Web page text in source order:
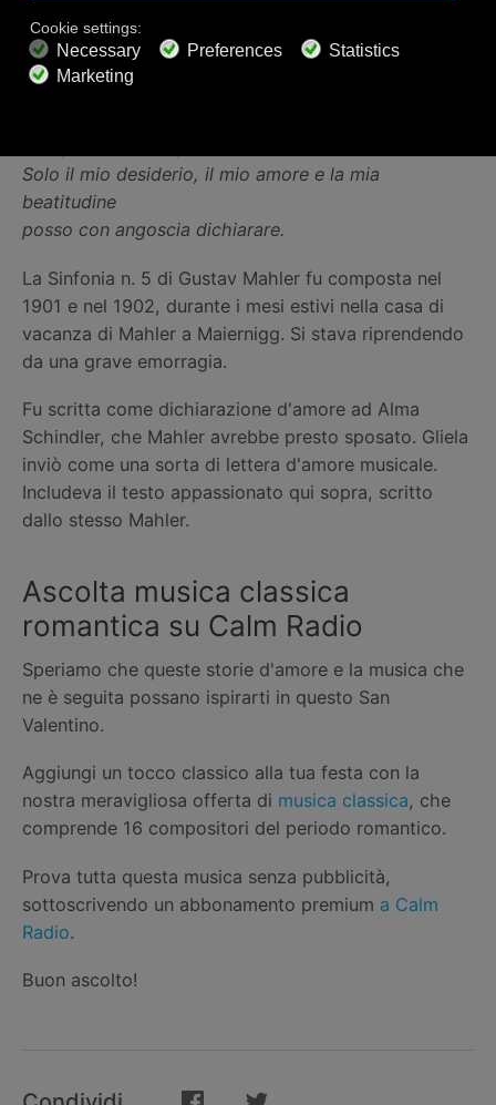
Adagietto dalla Sinfonia No. 5 di
Gustav Mahler
Solo il mio desiderio, il mio amore e la mia
beatitudine
posso con angoscia dichiarare.
La Sinfonia n. 5 di Gustav Mahler fu composta nel
1901 e nel 1902, durante i mesi estivi nella casa di
vacanza di Mahler a Maiernigg. Si stava riprendendo
da una grave emorragia.
Fu scritta come dichiarazione d'amore ad Alma
Schindler, che Mahler avrebbe presto sposato. Gliela
inviò come una sorta di lettera d'amore musicale.
Includeva il testo appassionato qui sopra, scritto
dallo stesso Mahler.
Ascolta musica classica
romantica su Calm Radio
Speriamo che queste storie d'amore e la musica che
ne è seguita possano ispirarti in questo San
Valentino.
Aggiungi un tocco classico alla tua festa con la
nostra meravigliosa offerta di musica classica, che
comprende 16 compositori del periodo romantico.
Prova tutta questa musica senza pubblicità,
sottoscrivendo un abbonamento premium a Calm
Radio.
Buon ascolto!